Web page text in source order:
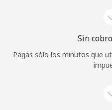
Sin
Pagas sólo los minutos que